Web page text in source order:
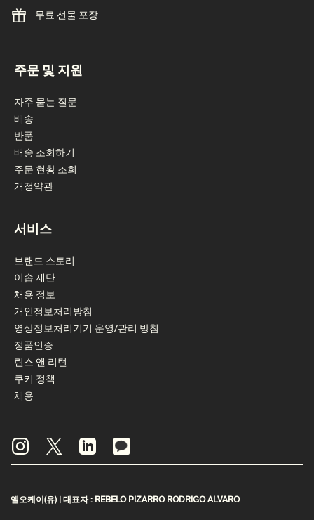
무료 선물 포장
주문 및 지원
자주 묻는 질문
배송
반품
배송 조회하기
주문 현황 조회
개정약관
서비스
브랜드 스토리
이솝 재단
채용 정보
개인정보처리방침
영상정보처리기기 운영/관리 방침
정품인증
린스 앤 리턴
쿠키 정책
채용
엘오케이(유) | 대표자 : REBELO PIZARRO RODRIGO ALVARO